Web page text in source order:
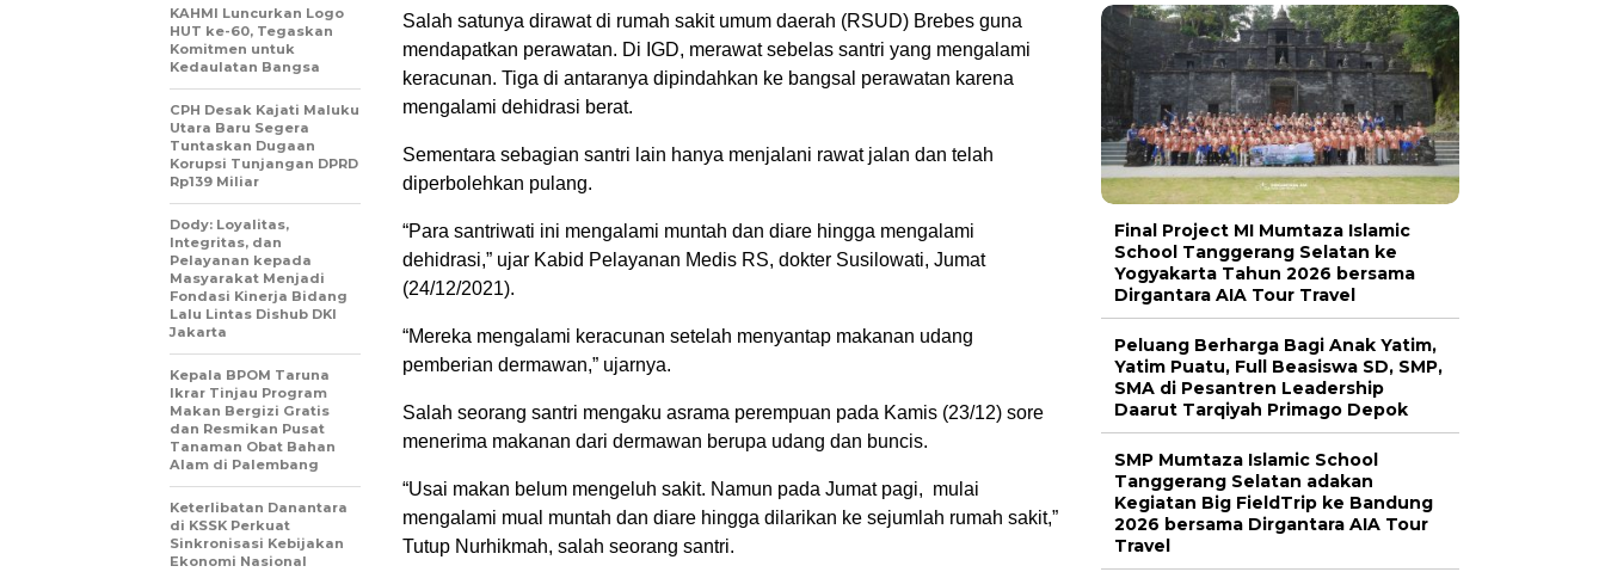
Salah satunya dirawat di rumah sakit umum daerah (RSUD) Brebes guna
mendapatkan perawatan. Di IGD, merawat sebelas santri yang mengalami
keracunan. Tiga di antaranya dipindahkan ke bangsal perawatan karena
mengalami dehidrasi berat.
Sementara sebagian santri lain hanya menjalani rawat jalan dan telah
diperbolehkan pulang.
“Para santriwati ini mengalami muntah dan diare hingga mengalami
dehidrasi,” ujar Kabid Pelayanan Medis RS, dokter Susilowati, Jumat
(24/12/2021).
“Mereka mengalami keracunan setelah menyantap makanan udang
pemberian dermawan,” ujarnya.
Salah seorang santri mengaku asrama perempuan pada Kamis (23/12) sore
menerima makanan dari dermawan berupa udang dan buncis.
“Usai makan belum mengeluh sakit. Namun pada Jumat pagi, mulai
mengalami mual muntah dan diare hingga dilarikan ke sejumlah rumah sakit,”
Tutup Nurhikmah, salah seorang santri.
KAHMI Luncurkan Logo
HUT ke-60, Tegaskan
Komitmen untuk
Kedaulatan Bangsa
CPH Desak Kajati Maluku
Utara Baru Segera
Tuntaskan Dugaan
Korupsi Tunjangan DPRD
Rp139 Miliar
Dody: Loyalitas,
Integritas, dan
Pelayanan kepada
Masyarakat Menjadi
Fondasi Kinerja Bidang
Lalu Lintas Dishub DKI
Jakarta
Kepala BPOM Taruna
Ikrar Tinjau Program
Makan Bergizi Gratis
dan Resmikan Pusat
Tanaman Obat Bahan
Alam di Palembang
Keterlibatan Danantara
di KSSK Perkuat
Sinkronisasi Kebijakan
Ekonomi Nasional
Final Project MI Mumtaza Islamic
School Tanggerang Selatan ke
Yogyakarta Tahun 2026 bersama
Dirgantara AIA Tour Travel
Peluang Berharga Bagi Anak Yatim,
Yatim Puatu, Full Beasiswa SD, SMP,
SMA di Pesantren Leadership
Daarut Tarqiyah Primago Depok
SMP Mumtaza Islamic School
Tanggerang Selatan adakan
Kegiatan Big FieldTrip ke Bandung
2026 bersama Dirgantara AIA Tour
Travel